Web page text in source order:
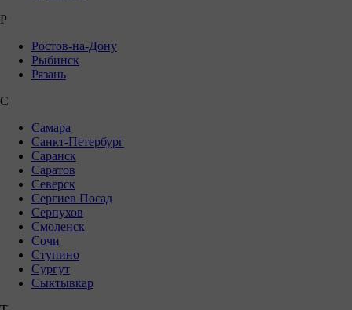
Р
Ростов-на-Дону
Рыбинск
Рязань
С
Самара
Санкт-Петербург
Саранск
Саратов
Северск
Сергиев Посад
Серпухов
Смоленск
Сочи
Ступино
Сургут
Сыктывкар